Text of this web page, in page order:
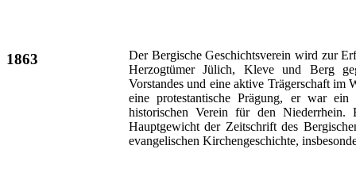
1863
Der Bergische Geschichtsverein wird zur
Herzogtümer Jülich, Kleve und Berg
Vorstandes und eine aktive Trägerschaft im
eine protestantische Prägung, er war ein
historischen Verein für den
Hauptgewicht der Zeitschrift des
evangelischen Kirchengeschichte,